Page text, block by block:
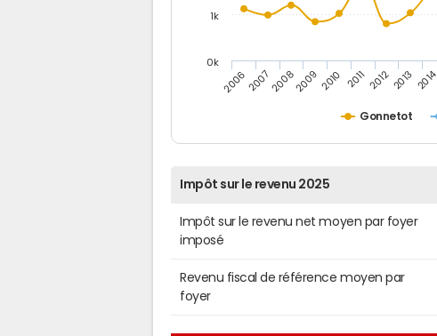
Gonnetot
20062007200820092010 2011 20122013 2014
0k
1k
Impôt sur le revenu 2025
Impôt sur le revenu net moyen par foyer
imposé
Revenu fiscal de référence moyen par
foyer